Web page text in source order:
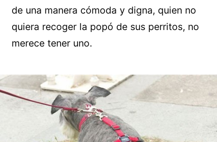
de una manera cómoda y digna, quien no
quiera recoger la popó de sus perritos, no
merece tener uno.